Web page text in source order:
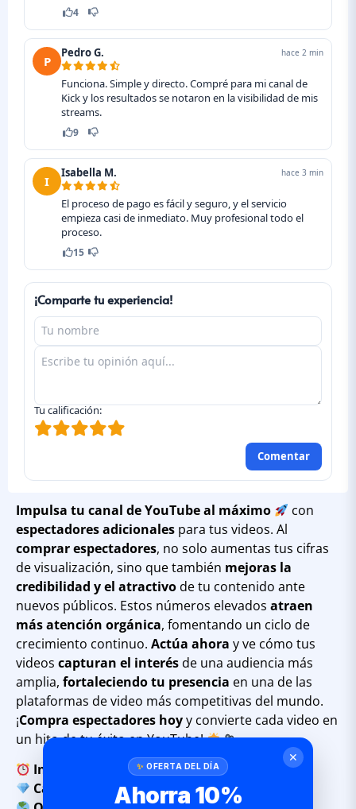
Impulsa tu canal de YouTube al máximo
con
espectadores adicionales para tus videos. Al
comprar espectadores, no solo aumentas tus cifras
de visualización, sino que también mejoras la
credibilidad y el atractivode tu contenido ante
nuevos públicos. Estos números elevados atraen
más atención orgánica, fomentando un ciclo de
crecimiento continuo. Actúa ahora y ve cómo tus
videos capturan el interésde una audiencia más
amplia, fortaleciendo tu presencia en una de las
plataformas de video más competitivas del mundo.
¡Compra espectadores hoyy convierte cada video en
un hito de tu éxito en YouTube!
Inicio:
0 – 20 Minutos
Calidad:
Espectadores Reales
4
P
Pedro G. hace 2 min
Funciona. Simple y directo. Compré para mi canal de
Kick y los resultados se notaron en la visibilidad de mis
streams.
9
I
Isabella M. hace 3 min
El proceso de pago es fácil y seguro, y el servicio
empieza casi de inmediato. Muy profesional todo el
proceso.
15
¡Comparte tu experiencia!
Tu calificación:
Comentar
✕
OFERTA DEL DÍA
Ahorra 10%